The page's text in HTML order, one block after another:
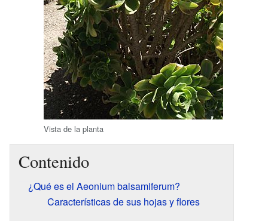
Vista de la planta
Contenido
¿Qué es el Aeonium balsamiferum?
Características de sus hojas y flores